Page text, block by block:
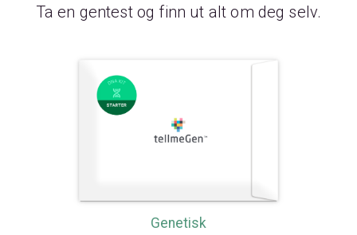
Ta en gentest og finn ut alt om deg selv.
Genetisk